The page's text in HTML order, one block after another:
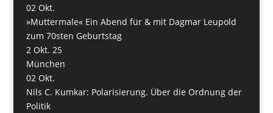
02 Okt.
»Muttermale« Ein Abend für & mit Dagmar Leupold
zum 70sten Geburtstag
2 Okt. 25
München
02 Okt.
Nils C. Kumkar: Polarisierung. Über die Ordnung der
Politik